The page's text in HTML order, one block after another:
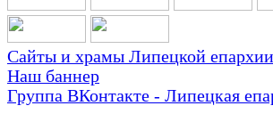
Сайты и храмы Липецкой епархии
Наш баннер
Группа ВКонтакте - Липецкая